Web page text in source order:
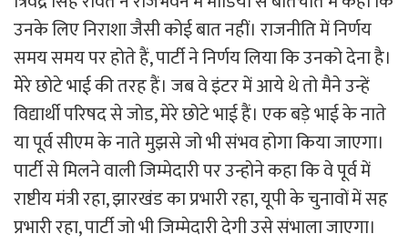
उनके लिए निराशा जैसी कोई बात नहीं। राजनीति में निर्णय
समय समय पर होते हैं, पार्टी ने निर्णय लिया कि उनको देना है।
मेेरे छोटे भाई की तरह हैं। जब वे इंटर में आये थे तो मैने उन्हें
विद्यार्थी परिषद से जोड, मेरे छोटे भाई हैं। एक बड़े भाई के नाते
या पूर्व सीएम के नाते मुझसे जो भी संभव होगा किया जाएगा।
पार्टी से मिलने वाली जिम्मेदारी पर उन्होने कहा कि वे पूर्व में
राष्टीय मंत्री रहा, झारखंड का प्रभारी रहा, यूपी के चुनावों में सह
प्रभारी रहा, पार्टी जो भी जिम्मेदारी देगी उसे संभाला जाएगा।